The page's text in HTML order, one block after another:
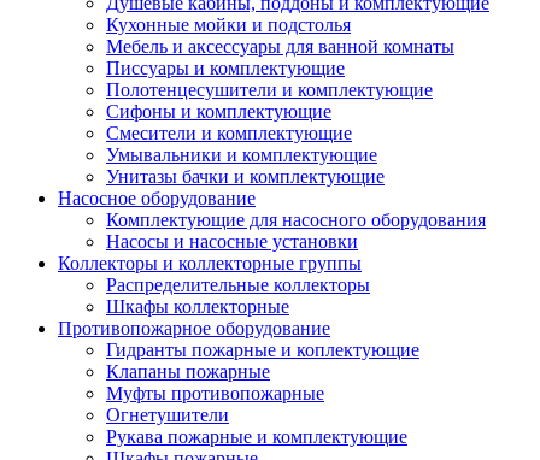
Кухонные мойки и подстолья
Мебель и аксессуары для ванной комнаты
Писсуары и комплектующие
Полотенцесушители и комплектующие
Сифоны и комплектующие
Смесители и комплектующие
Умывальники и комплектующие
Унитазы бачки и комплектующие
Насосное оборудование
Комплектующие для насосного оборудования
Насосы и насосные установки
Коллекторы и коллекторные группы
Распределительные коллекторы
Шкафы коллекторные
Противопожарное оборудование
Гидранты пожарные и коплектующие
Клапаны пожарные
Муфты противопожарные
Огнетушители
Рукава пожарные и комплектующие